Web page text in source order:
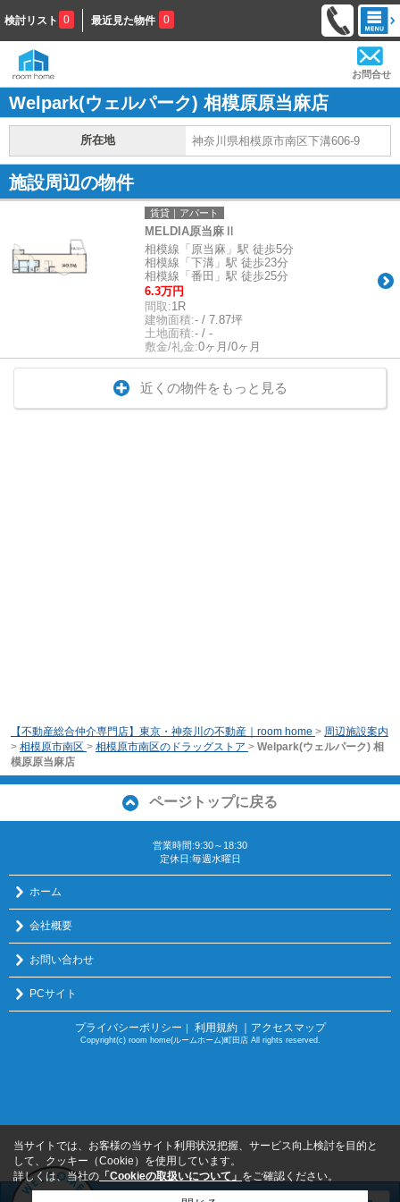
検討リスト 0 最近見た物件 0
お問合せ
Welpark(ウェルパーク) 相模原原当麻店
所在地 神奈川県相模原市南区下溝606-9
施設周辺の物件
賃貸｜アパート
MELDIA原当麻Ⅱ
相模線「原当麻」駅 徒歩5分
相模線「下溝」駅 徒歩23分
相模線「番田」駅 徒歩25分
6.3万円
間取:1R
建物面積:- / 7.87坪
土地面積:- / -
敷金/礼金:0ヶ月/0ヶ月
近くの物件をもっと見る
【不動産総合仲介専門店】東京・神奈川の不動産｜room home > 周辺施設案内
> 相模原市南区 > 相模原市南区のドラッグストア > Welpark(ウェルパーク) 相
模原原当麻店
ページトップに戻る
営業時間:9:30～18:30
定休日:毎週水曜日
ホーム
会社概要
お問い合わせ
PCサイト
プライバシーポリシー ｜ 利用規約 ｜アクセスマップ
Copyright(c) room home(ルームホーム)町田店 All rights reserved.
当サイトでは、お客様の当サイト利用状況把握、サービス向上検討を目的と
して、クッキー（Cookie）を使用しています。
詳しくは、当社の 「Cookieの取扱いについて」 をご確認ください。